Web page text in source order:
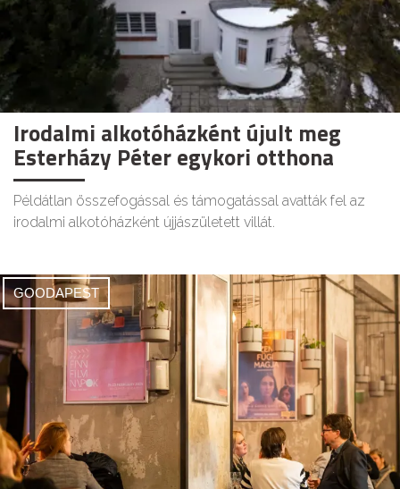
Irodalmi alkotóházként újult meg
Esterházy Péter egykori otthona
Példátlan összefogással és támogatással avatták fel az
irodalmi alkotóházként újjászületett villát.
GOODAPEST